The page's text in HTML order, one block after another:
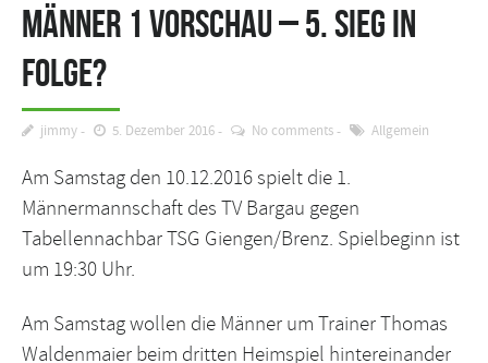
Männer 1 Vorschau – 5. Sieg in
Folge?
jimmy 5. Dezember 2016 No comments Allgemein
Am Samstag den 10.12.2016 spielt die 1.
Männermannschaft des TV Bargau gegen
Tabellennachbar TSG Giengen/Brenz. Spielbeginn ist
um 19:30 Uhr.
Am Samstag wollen die Männer um Trainer Thomas
Waldenmaier beim dritten Heimspiel hintereinander